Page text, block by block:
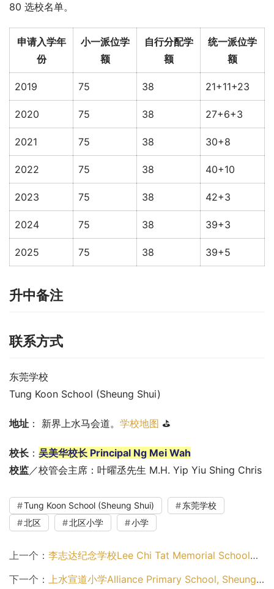
80 选校名单。
申请入学年
份
小一派位学
额
自行分配学
额
统一派位学
额
2019 75 38 21+11+23
2020 75 38 27+6+3
2021 75 38 30+8
2022 75 38 40+10
2023 75 38 42+3
2024 75 38 39+3
2025 75 38 39+5
升中备注
联系方式
东莞学校
Tung Koon School (Sheung Shui)
地址 ： 新界上水马会道。 学校地图 ⛳
校长 ： 吴美华校长 Principal Ng Mei Wah
校监／校管会主席：叶曜丞先生 M.H. Yip Yiu Shing Chris
Tung Koon School (Sheung Shui)
东莞学校
北区
北区小学 小学
上一个： 李志达纪念学校Lee Chi Tat Memorial School（北区小学）
下一个： 上水宣道小学Alliance Primary School, Sheung Shui（北区小学）